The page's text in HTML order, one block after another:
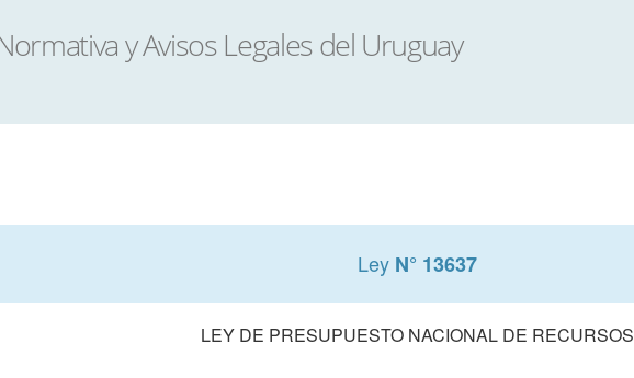
Ley N° 13637
LEY DE PRESUPUESTO NACIONAL DE RECURSOS